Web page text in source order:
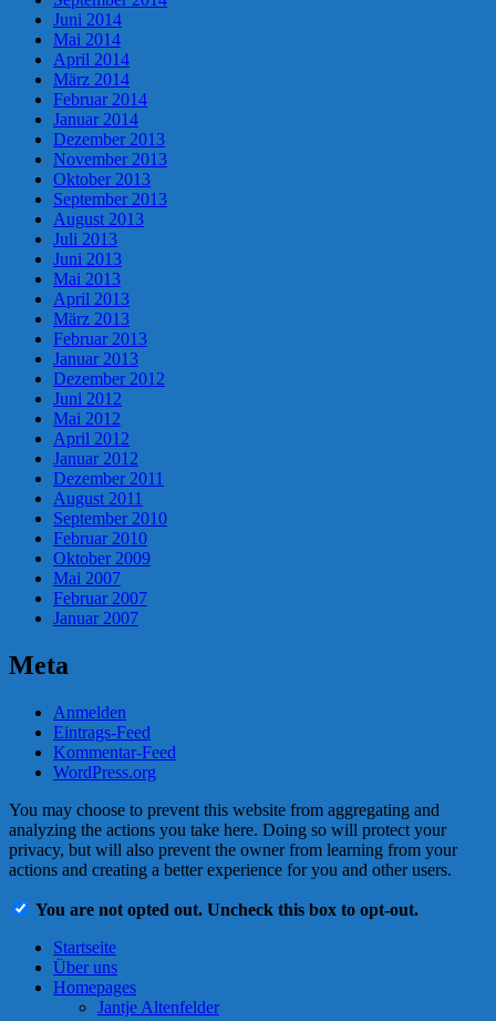
Juni 2014
Mai 2014
April 2014
März 2014
Februar 2014
Januar 2014
Dezember 2013
November 2013
Oktober 2013
September 2013
August 2013
Juli 2013
Juni 2013
Mai 2013
April 2013
März 2013
Februar 2013
Januar 2013
Dezember 2012
Juni 2012
Mai 2012
April 2012
Januar 2012
Dezember 2011
August 2011
September 2010
Februar 2010
Oktober 2009
Mai 2007
Februar 2007
Januar 2007
Meta
Anmelden
Eintrags-Feed
Kommentar-Feed
WordPress.org
You may choose to prevent this website from aggregating and
analyzing the actions you take here. Doing so will protect your
privacy, but will also prevent the owner from learning from your
actions and creating a better experience for you and other users.
You are not opted out. Uncheck this box to opt-out.
Startseite
Über uns
Homepages
Jantje Altenfelder